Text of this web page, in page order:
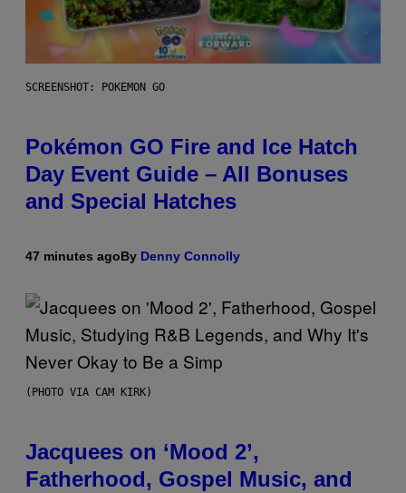
SCREENSHOT: POKEMON GO
Pokémon GO Fire and Ice Hatch
Day Event Guide – All Bonuses
and Special Hatches
47 minutes agoBy Denny Connolly
(PHOTO VIA CAM KIRK)
Jacquees on ‘Mood 2’,
Fatherhood, Gospel Music, and